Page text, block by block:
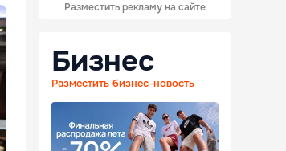
Разместить рекламу на сайте
Бизнес
Разместить бизнес-новость